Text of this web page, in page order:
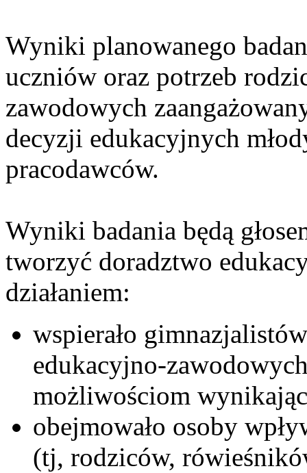
Wyniki planowanego
uczniów oraz potrzeb
zawodowych
decyzji edukacyjnych
pracodawców.
Wyniki badania będą
tworzyć doradztwo
działaniem:
wspierało
edukacyjno-
możliwościom
obejmowało osoby
(tj, rodziców,